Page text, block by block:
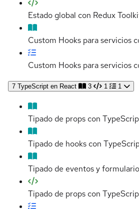
Estado global con Redux
Custom Hooks para servicios
Custom Hooks para servicios
7 TypeScript en React 3 1 1
Tipado de props con
Tipado de hooks con
Tipado de eventos y
Tipado de props con